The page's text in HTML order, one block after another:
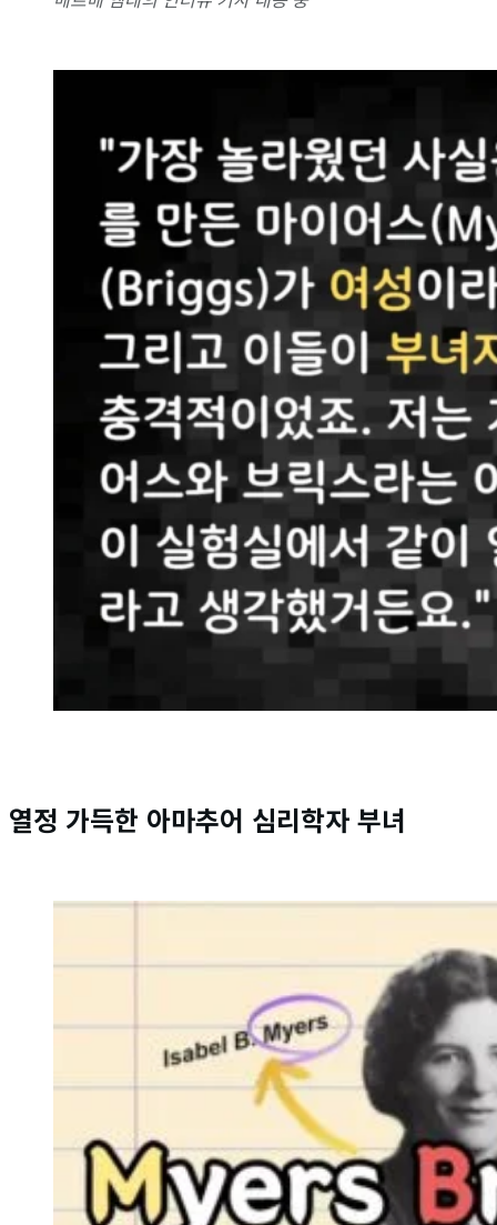
열정 가득한 아마추어 심리학자 부녀